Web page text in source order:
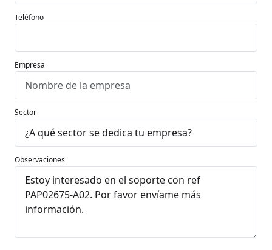
Teléfono
Empresa
Sector
Observaciones